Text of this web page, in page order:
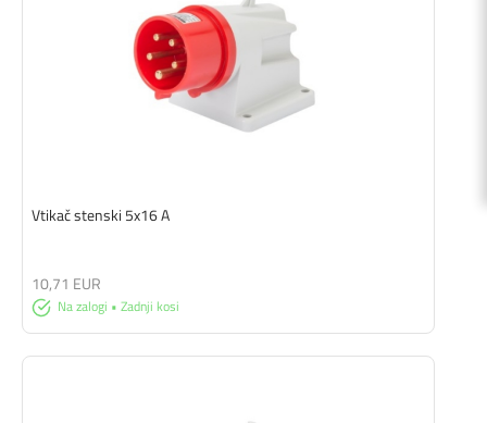
Vtikač stenski 5x16 A
Na zalogi • Zadnji kosi
10,71 EUR